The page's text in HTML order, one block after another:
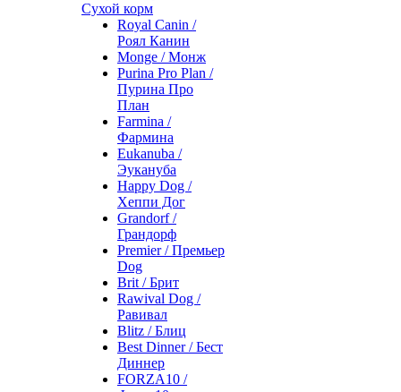
Сухой корм
Royal Canin /
Роял Канин
Monge / Монж
Purina Pro Plan /
Пурина Про
План
Farmina /
Фармина
Eukanuba /
Эукануба
Happy Dog /
Хеппи Дог
Grandorf /
Грандорф
Premier / Премьер
Dog
Brit / Брит
Rawival Dog /
Равивал
Blitz / Блиц
Best Dinner / Бест
Диннер
FORZA10 /